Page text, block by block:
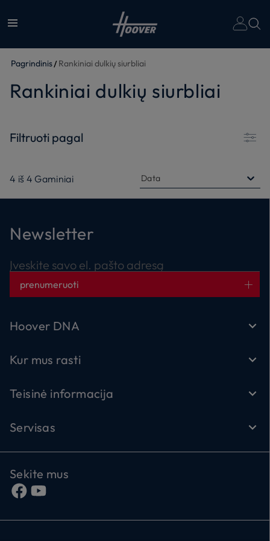
Pagrindinis Rankiniai dulkių siurbliai
Rankiniai dulkių siurbliai
Filtruoti pagal
4 iš 4 Gaminiai Data
Newsletter
Įveskite savo el. pašto adresą
prenumeruoti
Hoover DNA
Kur mus rasti
Teisinė informacija
Servisas
Sekite mus